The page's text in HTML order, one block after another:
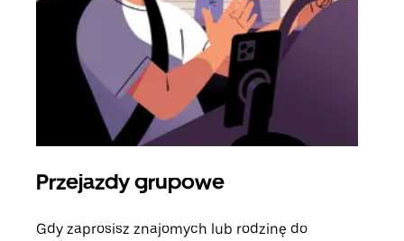
Przejazdy grupowe
Gdy zaprosisz znajomych lub rodzinę do